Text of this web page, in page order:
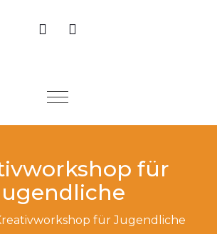
Toggle
für
für Jugendliche